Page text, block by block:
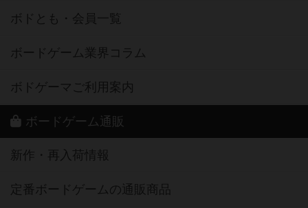
ボドとも・会員一覧
ボードゲーム業界コラム
ボドゲーマご利用案内
ボードゲーム通販
新作・再入荷情報
定番ボードゲームの通販商品